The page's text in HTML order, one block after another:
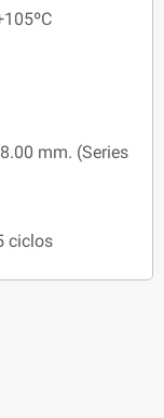
mm. (Series
ciclos